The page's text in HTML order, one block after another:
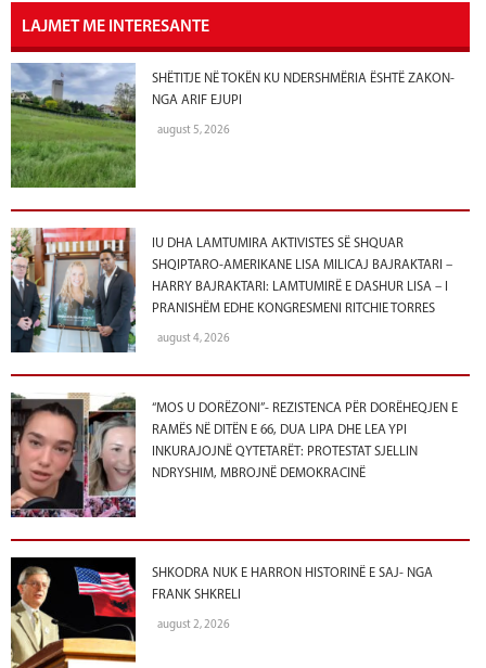
LAJMET ME INTERESANTE
SHËTITJE NË TOKËN KU NDERSHMËRIA ËSHTË ZAKON-
NGA ARIF EJUPI
august 5, 2026
IU DHA LAMTUMIRA AKTIVISTES SË SHQUAR
SHQIPTARO-AMERIKANE LISA MILICAJ BAJRAKTARI –
HARRY BAJRAKTARI: LAMTUMIRË E DASHUR LISA – I
PRANISHËM EDHE KONGRESMENI RITCHIE TORRES
august 4, 2026
“MOS U DORËZONI”- REZISTENCA PËR DORËHEQJEN E
RAMËS NË DITËN E 66, DUA LIPA DHE LEA YPI
INKURAJOJNË QYTETARËT: PROTESTAT SJELLIN
NDRYSHIM, MBROJNË DEMOKRACINË
SHKODRA NUK E HARRON HISTORINË E SAJ- NGA
FRANK SHKRELI
august 2, 2026